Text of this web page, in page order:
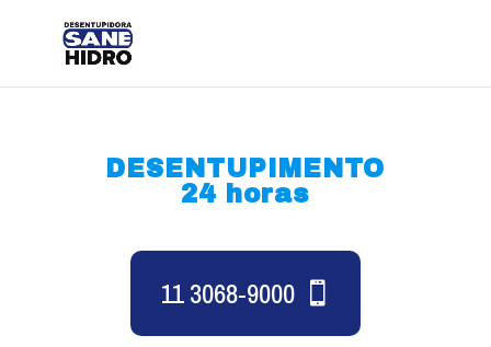
DESENTUPIMENTO
24 horas
11 3068-9000